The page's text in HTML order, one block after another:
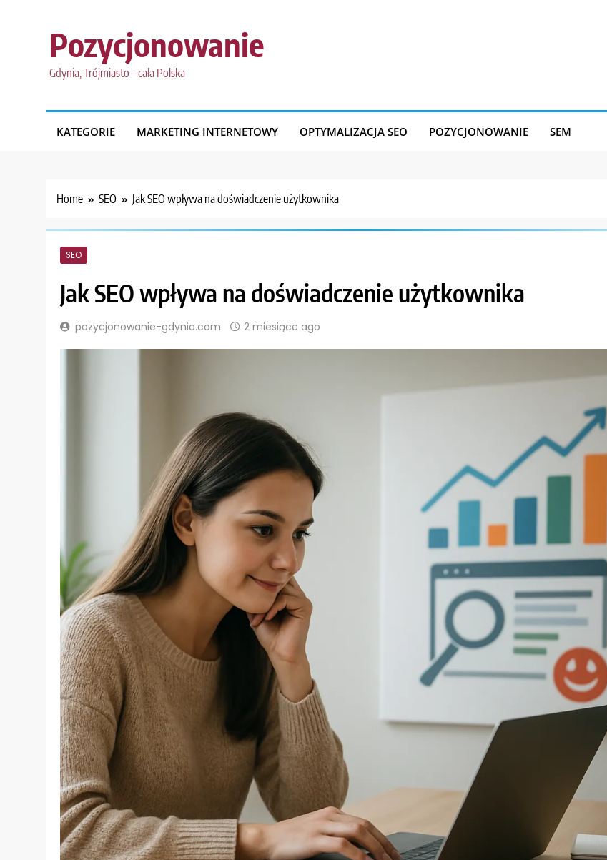
Pozycjonowanie
Gdynia, Trójmiasto – cała Polska
KATEGORIE MARKETING INTERNETOWY OPTYMALIZACJA SEO POZYCJONOWANIE SEM
Home SEO Jak SEO wpływa na doświadczenie użytkownika
SEO
Jak SEO wpływa na doświadczenie użytkownika
pozycjonowanie-gdynia.com 2 miesiące ago